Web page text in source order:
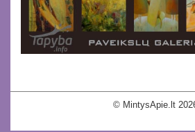
© MintysApie.lt